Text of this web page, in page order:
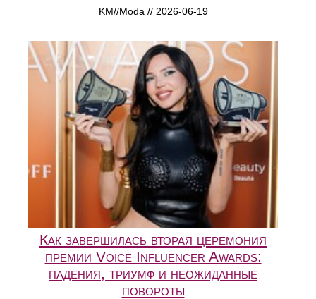
KM//Moda // 2026-06-19
Как завершилась вторая церемония
премии Voice Influencer Awards:
падения, триумф и неожиданные
повороты